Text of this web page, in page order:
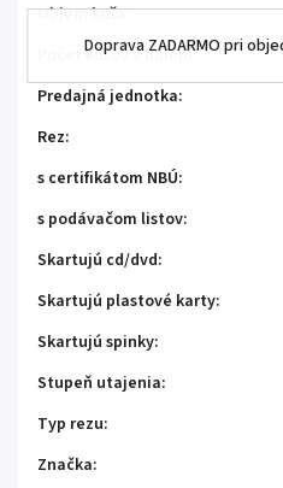
Doprava ZADARMO pri
Objem koša:
Počet kusov v balení:
Predajná jednotka:
Rez:
s certifikátom NBÚ:
s podávačom listov:
Skartujú cd/dvd:
Skartujú plastové karty:
Skartujú spinky:
Stupeň utajenia:
Typ rezu:
Značka: